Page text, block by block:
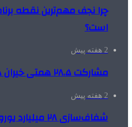
چرا نجف مهم‌ترین نقطه
است؟
2 هفته پیش
مشارکت ۲۸.۵ همتی خیران در مدرسه‌سازی
2 هفته پیش
شفاف‌سازی ۲۸ میلیارد یورو تعهدات ارزی